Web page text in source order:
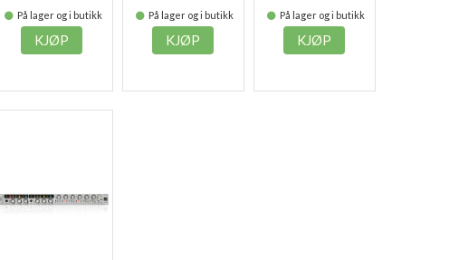
På lager og i butikk
KJØP
På lager og i butikk
KJØP
På lager og i butikk
KJØP